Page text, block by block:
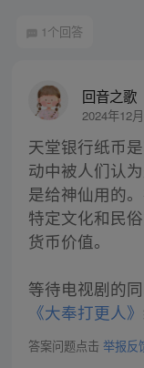
1个回答
回音之歌
2024年12
天堂银行纸币
动中被人们认
是给神仙用的
特定文化和民
货币价值。
等待电视剧的
《大奉打更人》
答案问题点击 举报反